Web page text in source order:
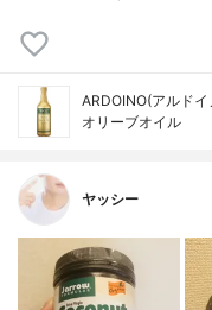
ARDOINO(アルドイ
オリーブオイル
ヤッシー